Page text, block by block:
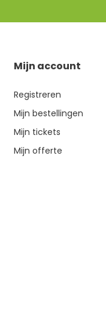
Mijn account
Registreren
Mijn bestellingen
Mijn tickets
Mijn offerte